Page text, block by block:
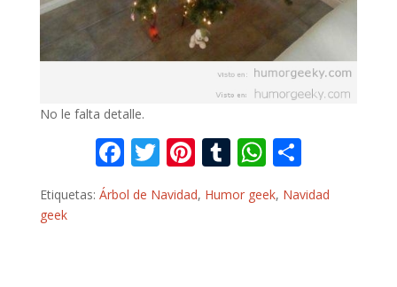
No le falta detalle.
F
ac
e
T
w
itt
Pi
nt
er
T
m
W
h
at
o
m
Etiquetas: Árbol de Navidad, Humor geek, Navidad
geek